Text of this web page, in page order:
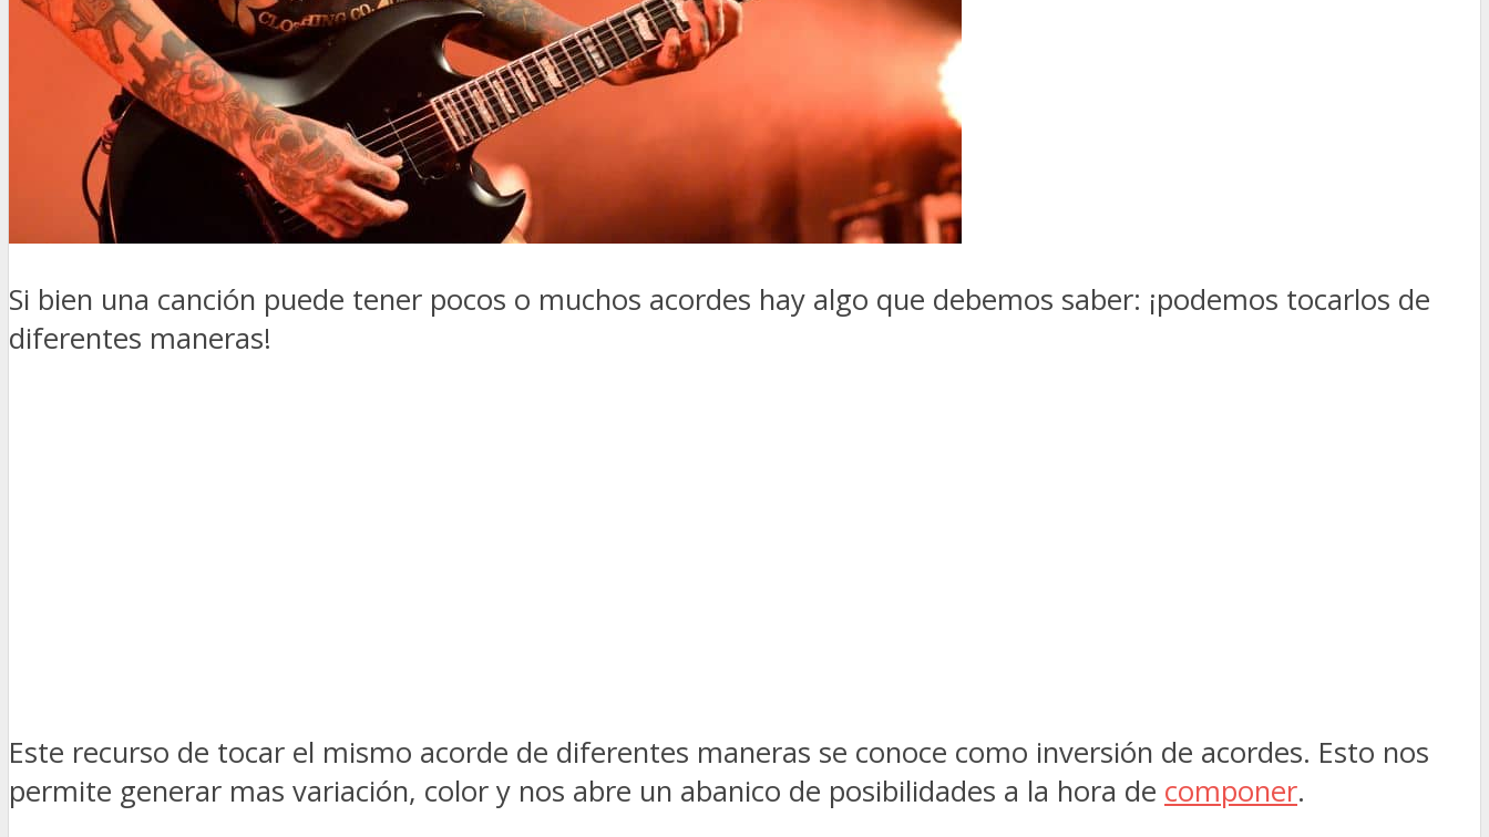
Si bien una canción puede tener pocos o muchos acordes hay algo que debemos saber: ¡podemos tocarlos de
diferentes maneras!
Este recurso de tocar el mismo acorde de diferentes maneras se conoce como inversión de acordes. Esto nos
permite generar mas variación, color y nos abre un abanico de posibilidades a la hora de componer.